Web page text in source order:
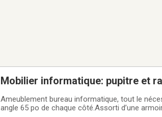
Mobilier informatique: pupitre et
Ameublement bureau informatique, tout le
angle 65 po de chaque côté.Assorti d’une